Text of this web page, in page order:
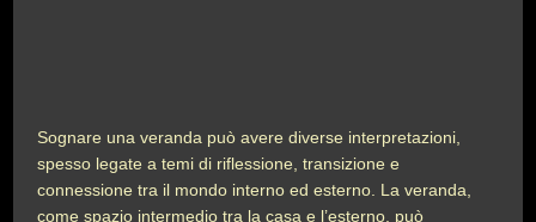
Sognare una veranda può avere diverse interpretazioni,
spesso legate a temi di riflessione, transizione e
connessione tra il mondo interno ed esterno. La veranda,
come spazio intermedio tra la casa e l’esterno, può